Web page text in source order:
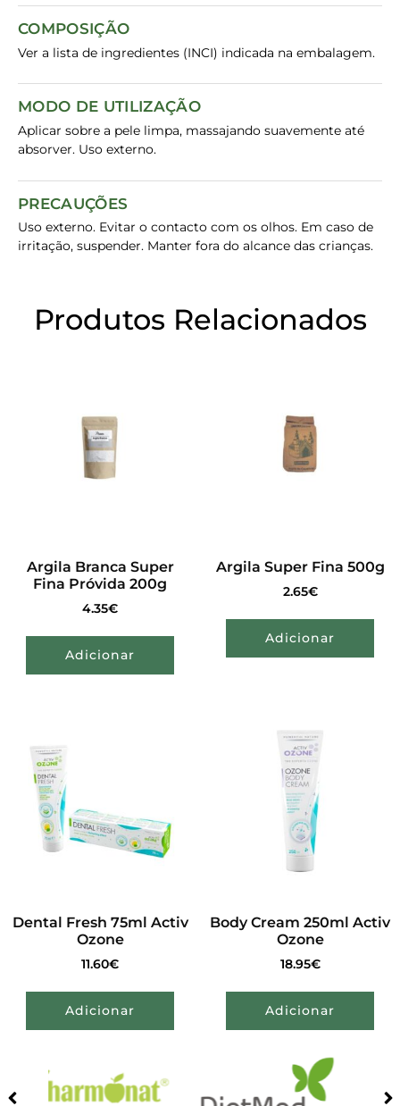
COMPOSIÇÃO
Ver a lista de ingredientes (INCI) indicada na embalagem.
MODO DE UTILIZAÇÃO
Aplicar sobre a pele limpa, massajando suavemente até
absorver. Uso externo.
PRECAUÇÕES
Uso externo. Evitar o contacto com os olhos. Em caso de
irritação, suspender. Manter fora do alcance das crianças.
Produtos Relacionados
Argila Branca Super
Fina Próvida 200g
4.35€
Adicionar
Argila Super Fina 500g
2.65€
Adicionar
Dental Fresh 75ml Activ
Ozone
11.60€
Adicionar
Body Cream 250ml Activ
Ozone
18.95€
Adicionar